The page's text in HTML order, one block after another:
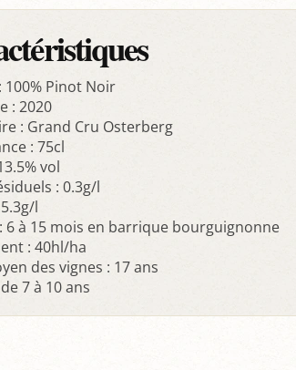
100% Pinot Noir
: 2020
: Grand Cru Osterberg
: 75cl
vol
: 0.3g/l
l
6 à 15 mois en barrique bourguignonne
: 40hl/ha
des vignes : 17 ans
7 à 10 ans